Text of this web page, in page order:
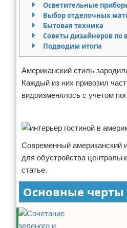
Дизайн квартиры
Посуда
Ремонт
Ремонт дачи
Инструменты
Домашний быт
Сантехника
Безопасность
Разное
Размещение рекламы
Для правообладателей
Отказ от ответственности
Осветительные
Выбор отделочных
Бытовая техника
Советы дизайнеров по
Подводим итоги
Американский стиль
Каждый из них привозил
видоизменялось с учетом
Современный американский
для обустройства
статье.
Основные черты